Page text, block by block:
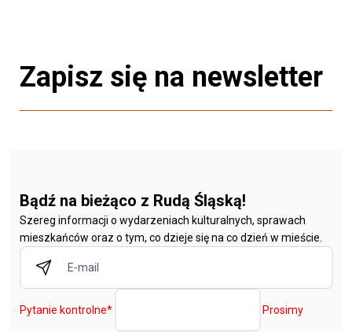
Zapisz się na newsletter
Bądź na bieżąco z Rudą Śląską!
Szereg informacji o wydarzeniach kulturalnych, sprawach
mieszkańców oraz o tym, co dzieje się na co dzień w mieście.
Pytanie kontrolne* Prosimy